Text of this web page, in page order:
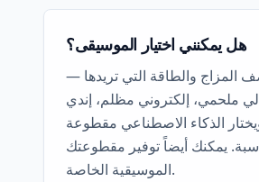
هل يمكنني اختيار الموسيقى؟
المزاج والطاقة التي تريدها —
ملحمي، إلكتروني مظلم، إندي
الذكاء الاصطناعي مقطوعة
يمكنك أيضاً توفير مقطوعتك
الموسيقية الخاصة.